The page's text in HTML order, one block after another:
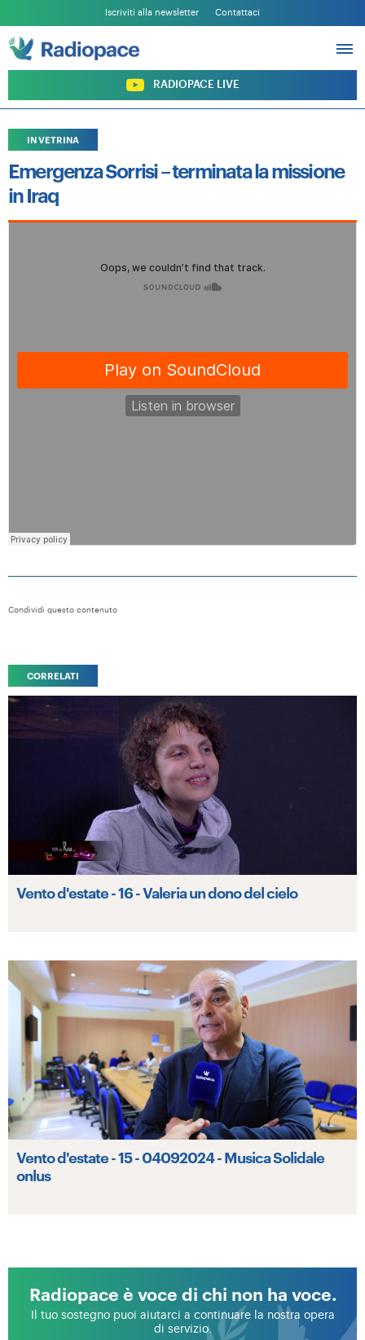
Iscriviti alla newsletter Contattaci
RADIOPACE LIVE
PROGRAMMI
SOSTIENI RADIOPACE
IN VETRINA
Emergenza Sorrisi – terminata la missione
in Iraq
Condividi questo contenuto
CORRELATI
Vento d'estate - 16 - Valeria un dono del cielo
Vento d'estate - 15 - 04092024 - Musica Solidale
onlus
Radiopace è voce di chi non ha voce.
Il tuo sostegno puoi aiutarci a continuare la nostra opera
di servizio.